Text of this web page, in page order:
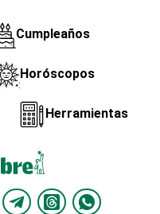
Cumpleaños
Horóscopos
Herramientas